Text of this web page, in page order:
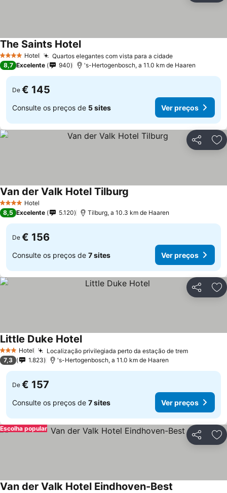
4 EstrelasHotel Quartos elegantes com vista para a cidade
The Saints Hotel
8,7 Excelente 940 's-Hertogenbosch, a 11.0 km de Haaren
De € 145
Consulte os preços de 5 sites Ver preços
Partilhar
4 EstrelasHotel
Van der Valk Hotel Tilburg
8,5 Excelente 5.120 Tilburg, a 10.3 km de Haaren
De € 156
Consulte os preços de 7 sites Ver preços
Partilhar
3 EstrelasHotel Localização privilegiada perto da estação de trem
Little Duke Hotel
7,3 1.823 's-Hertogenbosch, a 11.0 km de Haaren
De € 157
Consulte os preços de 7 sites Ver preços
Partilhar
Escolha popular
Van der Valk Hotel Eindhoven-Best